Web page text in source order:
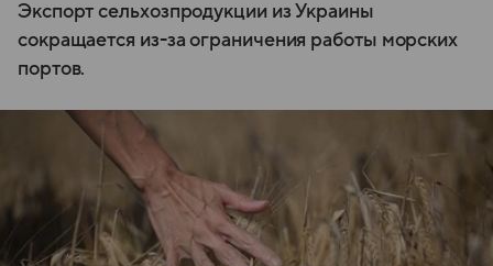
Экспорт сельхозпродукции из Украины
сокращается из-за ограничения работы морских
портов.